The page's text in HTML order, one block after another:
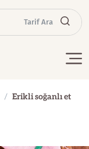
Tarif Ara
Erikli soğanlı et